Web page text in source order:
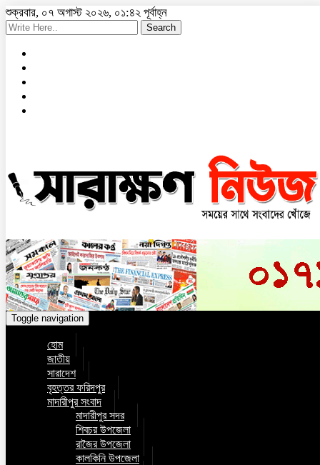
শুক্রবার, ০৭ অগাস্ট ২০২৬, ০১:৪২ পূর্বাহ্ন
Search
Toggle navigation
হোম
জাতীয়
সারাদেশ
বৃহত্তর ফরিদপুর
মাদারীপুর সংবাদ
মাদারীপুর সদর
শিবচর উপজেলা
রাজৈর উপজেলা
কালকিনি উপজেলা